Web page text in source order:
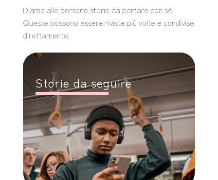
Diamo alle persone storie da portare con sé.
Queste possono essere riviste più volte e condivise
direttamente.
Storie da seguire